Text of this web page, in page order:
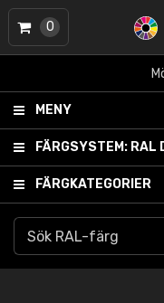
MENY
FÄRGSYSTEM: RAL
FÄRGKATEGORIER
0